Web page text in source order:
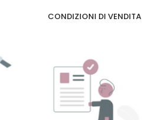
CONDIZIONI DI VENDITA